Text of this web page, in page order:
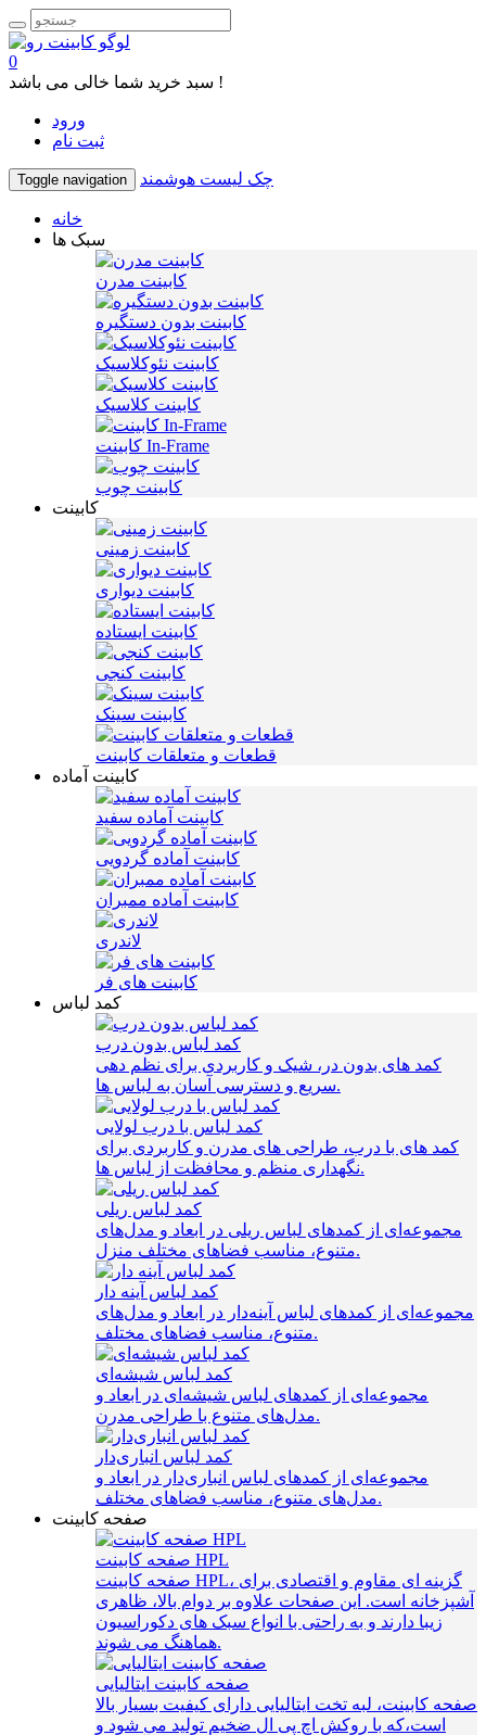
0
سبد خرید شما خالی می باشد !
ورود
ثبت نام
Toggle navigation چک لیست هوشمند
خانه
سبک ها
کابینت مدرن
کابینت بدون دستگیره
کابینت نئوکلاسیک
کابینت کلاسیک
کابینت In-Frame
کابینت چوب
کابینت
کابینت زمینی
کابینت دیواری
کابینت ایستاده
کابینت کنجی
کابینت سینک
قطعات و متعلقات کابینت
کابینت آماده
کابینت آماده سفید
کابینت آماده گردویی
کابینت آماده ممبران
لاندری
کابینت های فر
کمد لباس
کمد لباس بدون درب
کمد های بدون در، شیک و کاربردی برای نظم‌ دهی
سریع و دسترسی آسان به لباس‌ ها.
کمد لباس با درب لولایی
کمد های با درب، طراحی‌ های مدرن و کاربردی برای
نگهداری منظم و محافظت از لباس‌ ها.
کمد لباس ریلی
مجموعه‌ای از کمدهای لباس ریلی در ابعاد و مدل‌های
متنوع، مناسب فضاهای مختلف منزل.
کمد لباس آینه دار
مجموعه‌ای از کمدهای لباس آینه‌دار در ابعاد و مدل‌های
متنوع، مناسب فضاهای مختلف.
کمد لباس شیشه‌ای
مجموعه‌ای از کمدهای لباس شیشه‌ای در ابعاد و
مدل‌های متنوع با طراحی مدرن.
کمد لباس انباری‌دار
مجموعه‌ای از کمدهای لباس انباری‌دار در ابعاد و
مدل‌های متنوع، مناسب فضاهای مختلف.
صفحه کابینت
صفحه کابینت HPL
صفحه کابینت HPL، گزینه‌ ای مقاوم و اقتصادی برای
آشپزخانه است. این صفحات علاوه بر دوام بالا، ظاهری
زیبا دارند و به راحتی با انواع سبک‌ های دکوراسیون
هماهنگ می‌ شوند.
صفحه کابینت ایتالیایی
صفحه کابینت، لبه تخت ایتالیایی دارای کیفیت بسیار بالا
است،که با روکش اچ پی ال ضخیم تولید می شود و